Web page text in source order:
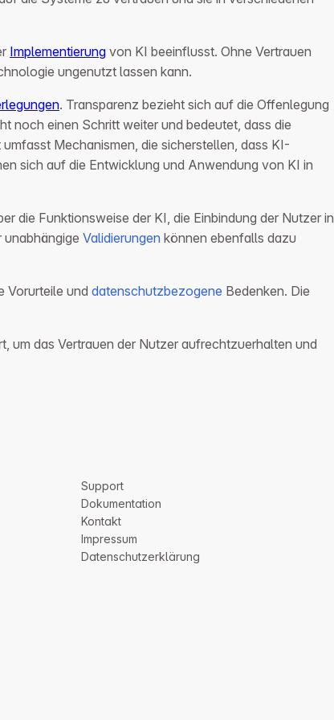
Implementierung von KI beeinflusst. Ohne Vertrauen
ungenutzt lassen kann.
. Transparenz bezieht sich auf die Offenlegung
noch einen Schritt weiter und bedeutet, dass die
Mechanismen, die sicherstellen, dass KI-
sich auf die Entwicklung und Anwendung von KI in
die Funktionsweise der KI, die Einbindung der Nutzer in
unabhängige Validierungen können ebenfalls dazu
Vorurteile und datenschutzbezogene Bedenken. Die
um das Vertrauen der Nutzer aufrechtzuerhalten und
Support
Dokumentation
Kontakt
Impressum
Datenschutzerklärung